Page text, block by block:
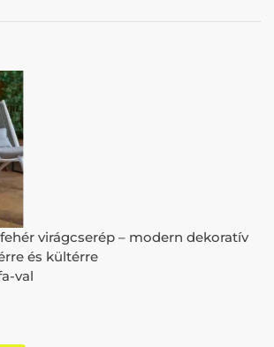
virágcserép – modern dekoratív
és kültérre
val